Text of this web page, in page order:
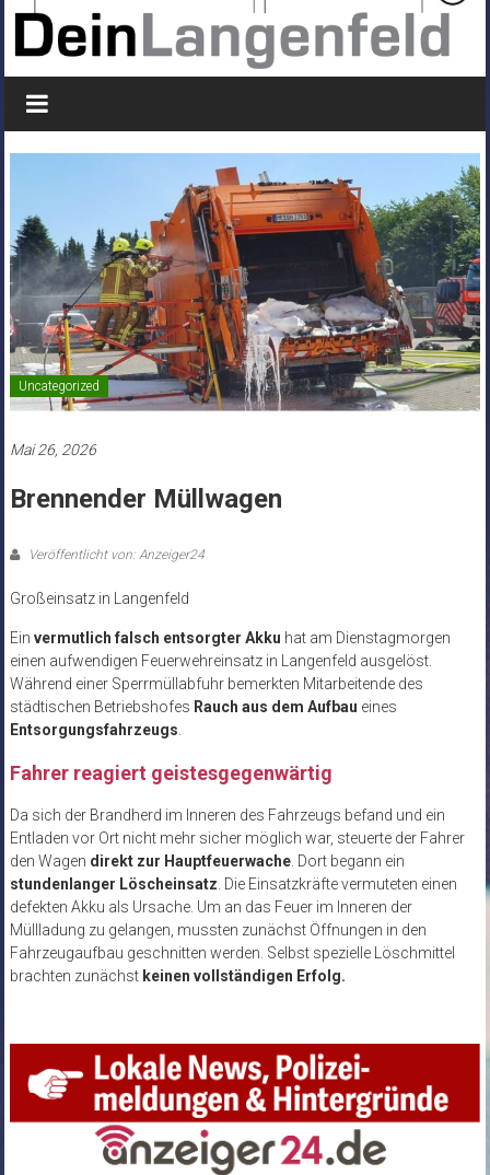
Uncategorized
Mai 26, 2026
Brennender Müllwagen
Veröffentlicht von: Anzeiger24
Großeinsatz in Langenfeld
Ein vermutlich falsch entsorgter Akku hat am Dienstagmorgen
einen aufwendigen Feuerwehreinsatz in Langenfeld ausgelöst.
Während einer Sperrmüllabfuhr bemerkten Mitarbeitende des
städtischen Betriebshofes Rauch aus dem Aufbau eines
Entsorgungsfahrzeugs
Fahrer reagiert geistesgegenwärtig
Da sich der Brandherd im Inneren des Fahrzeugs befand und ein
Entladen vor Ort nicht mehr sicher möglich war, steuerte der Fahrer
den Wagen direkt zur Hauptfeuerwache. Dort begann ein
stundenlanger Löscheinsatz . Die Einsatzkräfte vermuteten einen
defekten Akku als Ursache. Um an das Feuer im Inneren der
Müllladung zu gelangen, mussten zunächst Öffnungen in den
Fahrzeugaufbau geschnitten werden. Selbst spezielle Löschmittel
brachten zunächst keinen vollständigen Erfolg.